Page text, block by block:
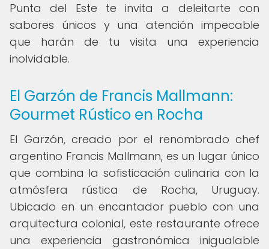
Punta del Este te invita a deleitarte con
sabores únicos y una atención impecable
que harán de tu visita una experiencia
inolvidable.
El Garzón de Francis Mallmann:
Gourmet Rústico en Rocha
El Garzón, creado por el renombrado chef
argentino Francis Mallmann, es un lugar único
que combina la sofisticación culinaria con la
atmósfera rústica de Rocha, Uruguay.
Ubicado en un encantador pueblo con una
arquitectura colonial, este restaurante ofrece
una experiencia gastronómica inigualable